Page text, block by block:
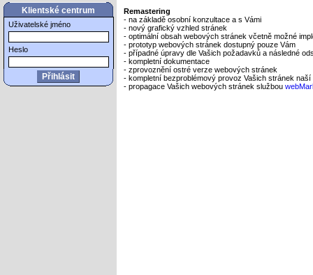
Klientské centrum
Uživatelské jméno
Heslo
Remastering
- na základě osobní konzultace a s Vámi
- nový grafický vzhled stránek
- optimální obsah webových stránek včetně možné
- prototyp webových stránek dostupný pouze Vám
- případné úpravy dle Vašich požadavků a následné
- kompletní dokumentace
- zprovoznění ostré verze webových stránek
- kompletní bezproblémový provoz Vašich stránek
- propagace Vašich webových stránek službou